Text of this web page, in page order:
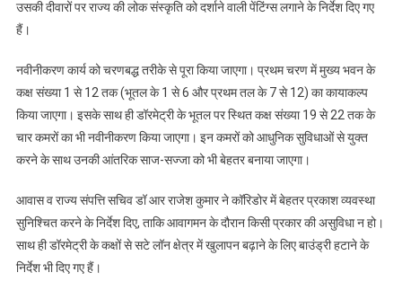
कुमार
ने
किया
स्थलीय
निरीक्षण
उसकी दीवारों पर राज्य की लोक संस्कृति को दर्शाने वाली पेंटिंग्स लगाने के निर्देश दिए गए
हैं।
नवीनीकरण कार्य को चरणबद्ध तरीके से पूरा किया जाएगा। प्रथम चरण में मुख्य भवन के
कक्ष संख्या 1 से 12 तक (भूतल के 1 से 6 और प्रथम तल के 7 से 12) का कायाकल्प
किया जाएगा। इसके साथ ही डॉरमेट्री के भूतल पर स्थित कक्ष संख्या 19 से 22 तक के
चार कमरों का भी नवीनीकरण किया जाएगा। इन कमरों को आधुनिक सुविधाओं से युक्त
करने के साथ उनकी आंतरिक साज-सज्जा को भी बेहतर बनाया जाएगा।
आवास व राज्य संपत्ति सचिव डॉ आर राजेश कुमार ने कॉरिडोर में बेहतर प्रकाश व्यवस्था
सुनिश्चित करने के निर्देश दिए, ताकि आवागमन के दौरान किसी प्रकार की असुविधा न हो।
साथ ही डॉरमेट्री के कक्षों से सटे लॉन क्षेत्र में खुलापन बढ़ाने के लिए बाउंड्री हटाने के
निर्देश भी दिए गए हैं।